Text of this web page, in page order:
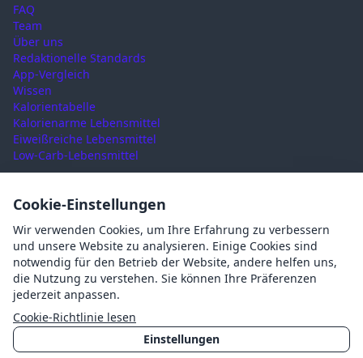
FAQ
Team
Über uns
Redaktionelle Standards
App-Vergleich
Wissen
Kalorientabelle
Kalorienarme Lebensmittel
Eiweißreiche Lebensmittel
Low-Carb-Lebensmittel
RECHTLICHES
Nutzungsbedingungen
Datenschutz
Impressum
AGB
Cookies
Cookie-Einstellungen
Cookie-Einstellungen
Wir verwenden Cookies, um Ihre Erfahrung zu verbessern
und unsere Website zu analysieren. Einige Cookies sind
notwendig für den Betrieb der Website, andere helfen uns,
die Nutzung zu verstehen. Sie können Ihre Präferenzen
jederzeit anpassen.
Cookie-Richtlinie lesen
Einstellungen